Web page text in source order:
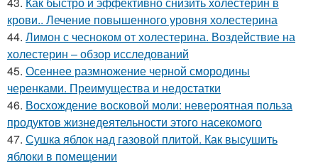
крови.. Лечение повышенного уровня холестерина
44. Лимон с чесноком от холестерина. Воздействие на
холестерин – обзор исследований
45. Осеннее размножение черной смородины
черенками. Преимущества и недостатки
46. Восхождение восковой моли: невероятная польза
продуктов жизнедеятельности этого насекомого
47. Сушка яблок над газовой плитой. Как высушить
яблоки в помещении